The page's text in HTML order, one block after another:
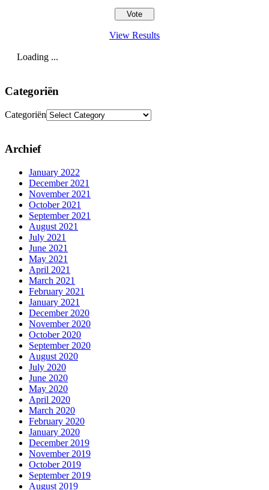
View Results
Loading ...
Categoriën
Categoriën
Archief
January 2022
December 2021
November 2021
October 2021
September 2021
August 2021
July 2021
June 2021
May 2021
April 2021
March 2021
February 2021
January 2021
December 2020
November 2020
October 2020
September 2020
August 2020
July 2020
June 2020
May 2020
April 2020
March 2020
February 2020
January 2020
December 2019
November 2019
October 2019
September 2019
August 2019